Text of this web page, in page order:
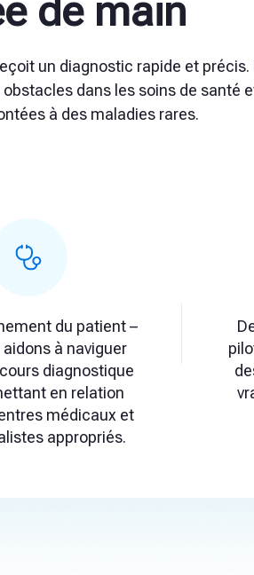
de main
un diagnostic rapide et
dans les soins de santé
à des maladies rares.
du patient –
aidons à naviguer
diagnostique
en relation
médicaux et
appropriés.